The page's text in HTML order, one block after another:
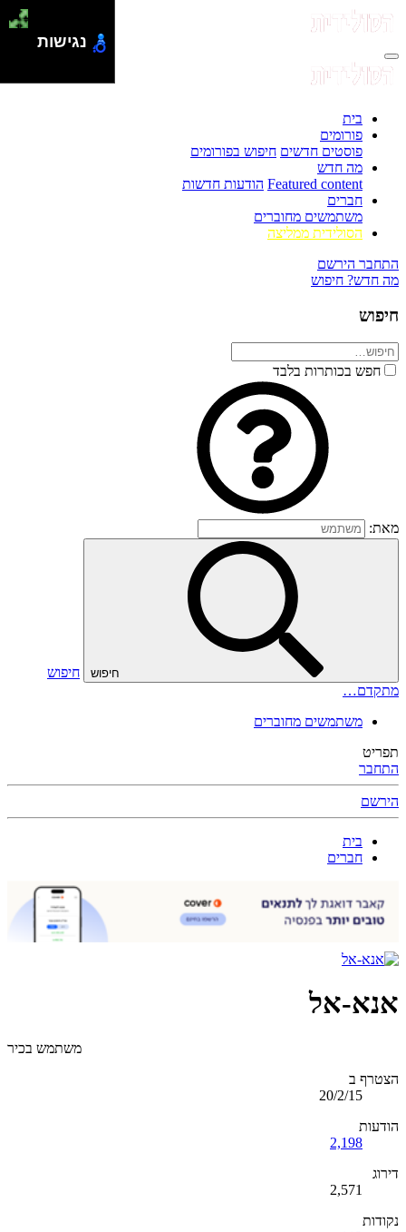
בית
פורומים
פוסטים חדשים חיפוש בפורומים
מה חדש
Featured content הודעות חדשות
חברים
משתמשים מחוברים
הסולידית ממליצה
התחבר הירשם
מה חדש? חיפוש
חיפוש
חפש בכותרות בלבד
מאת:
חיפוש
חיפוש
מתקדם…
משתמשים מחוברים
תפריט
התחבר
הירשם
בית
חברים
אנא-אל
משתמש בכיר
הצטרף ב
20/2/15
הודעות
2,198
דירוג
2,571
נקודות
נגישות